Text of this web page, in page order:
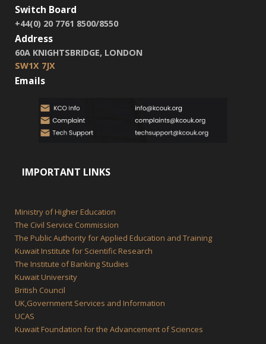
Switch Board
+44(0) 20 7761 8500/8550
Address
60A KNIGHTSBRIDGE, LONDON
SW1X 7JX
Emails
IMPORTANT LINKS
Ministry of Higher Education
The Civil Service Commission
The Public Authority for Applied Education and Training
Kuwait Institute for Scientific Research
The Institute of Banking Studies
Kuwait University
British Council
UK,Government Services and Information
UCAS
Kuwait Foundation for the Advancement of Sciences